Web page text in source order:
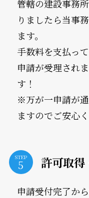
管轄の建設事務
りましたら当事
ます。
手数料を支払っ
申請が受理され
す！
※万が一申請が
ますのでご安心く
STEP 許可取得
申請受付完了か